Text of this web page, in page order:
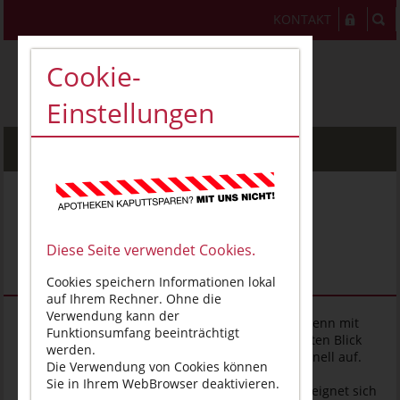
KONTAKT
Mit Bubble-Tea für das
Pharmaziestudium
begeistern
(AKSA, 29. Oktober 2021). Was hat Bubble-Tea denn mit
dem Pharmaziestudium zu tun? Was auf den ersten Blick
etwas merkwürdig anmutet, klärt sich jedoch schnell auf.
„Wir wollen anschaulich demonstrieren, wie sich
Substanzen verbinden und auch trennen. Dafür eignet sich
Cookie-
Einstellungen
Diese Seite verwendet Cookies.
Cookies speichern Informationen lokal
auf Ihrem Rechner. Ohne die
Verwendung kann der
Funktionsumfang beeinträchtigt
werden.
Die Verwendung von Cookies können
Sie in Ihrem WebBrowser deaktivieren.